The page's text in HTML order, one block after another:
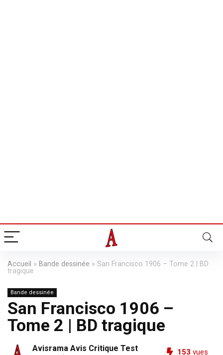
Accueil » Bande dessinée » San Francisco 1906 – Tome 2 | BD
tragique
Bande dessinée
San Francisco 1906 –
Tome 2 | BD tragique
Avisrama Avis Critique Test 153 vues